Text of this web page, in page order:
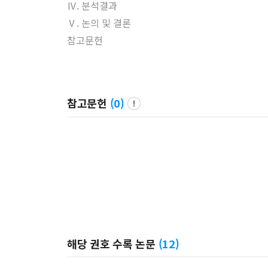
Ⅳ. 분석결과
Ⅴ. 논의 및 결론
참고문헌
참고문헌 (0)
해당 권호 수록 논문 (12)